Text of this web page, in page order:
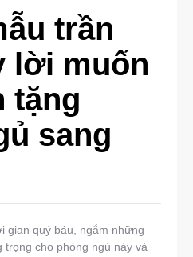
trần
lời muốn
tặng
sang
gian quý báu, ngắm những
trọng cho phòng ngủ này và